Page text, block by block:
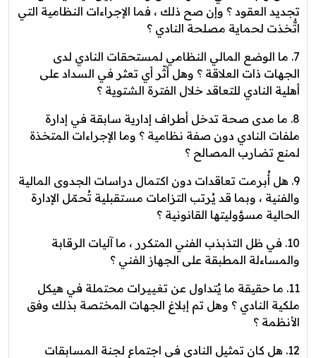
تجديد العقود ؟ وإن صح ذلك ، فما الإجراءات النظامية التي
اتُّخذت لحماية مصلحة النادي ؟
7. ما الوضع المالي النظامي لمستحقات النادي لدى
الجهات ذات العلاقة ؟ وهل أثّر أي تعثر في السداد على
أهلية النادي للتعاقد خلال الفترة الشتوية ؟
8. ما مدى صحة تدخل أطراف إدارية سابقة في إدارة
ملفات النادي دون صفة نظامية ؟ وما الإجراءات المتخذة
لمنع تضارب المصالح ؟
9. هل أُبرمت تعاقدات دون اكتمال دراسات الجدوى المالية
والفنية ، وبما قد يُرتب التزامات مستقبلية تُحمّل الإدارة
الحالية مسؤوليتها القانونية ؟
10. في ظل التذبذب الفني المتكرر ، ما آليات الرقابة
والمساءلة المطبقة على الجهاز الفني ؟
11. ما حقيقة ما يُتداول عن تغييرات محتملة في هيكل
ملكية النادي ؟ وهل تم إبلاغ الجهات المختصة بذلك وفق
الأنظمة ؟
12. هل كان تمثيل النادي في اجتماع لجنة المسابقات